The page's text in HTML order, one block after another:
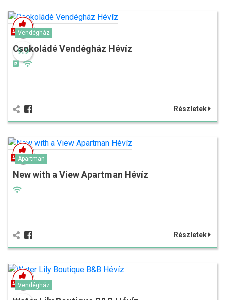
9.9
Vendégház
Csokoládé Vendégház Hévíz
Részletek
Apartman
New with a View Apartman Hévíz
Részletek
Vendégház